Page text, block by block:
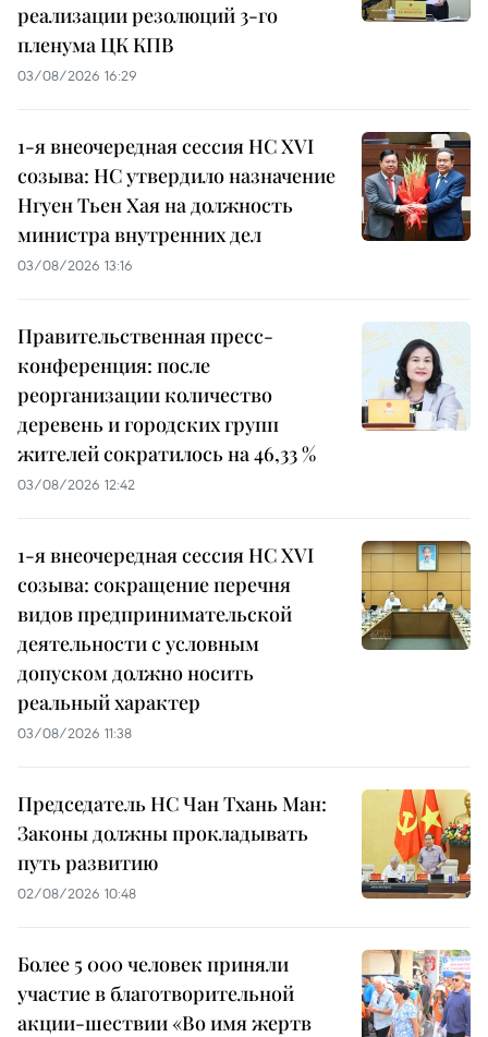
реализации резолюций 3-го
пленума ЦК КПВ
03/08/2026 16:29
1-я внеочередная сессия НС XVI
созыва: НС утвердило назначение
Нгуен Тьен Хая на должность
министра внутренних дел
03/08/2026 13:16
Правительственная пресс-
конференция: после
реорганизации количество
деревень и городских групп
жителей сократилось на 46,33 %
03/08/2026 12:42
1-я внеочередная сессия НС XVI
созыва: сокращение перечня
видов предпринимательской
деятельности с условным
допуском должно носить
реальный характер
03/08/2026 11:38
Председатель НС Чан Тхань Ман:
Законы должны прокладывать
путь развитию
02/08/2026 10:48
Более 5 000 человек приняли
участие в благотворительной
акции-шествии «Во имя жертв